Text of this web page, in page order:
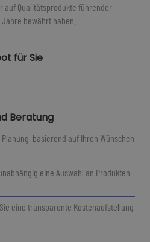
auf Qualitätsprodukte führender
bewährt haben.
für Sie
Beratung
basierend auf Ihren Wünschen
eine Auswahl an Produkten
eine transparente Kostenaufstellung